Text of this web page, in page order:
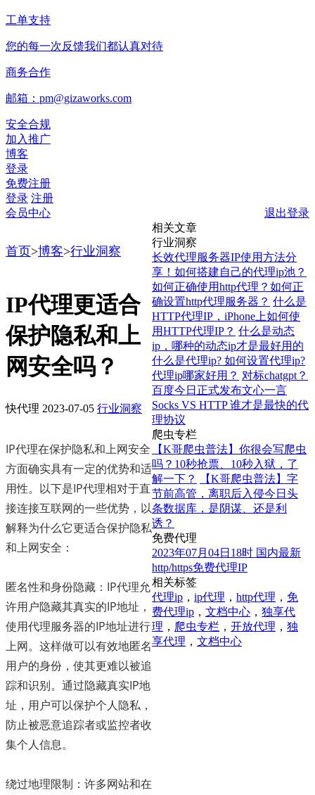
工单支持
您的每一次反馈我们都认真对待
商务合作
邮箱：pm@gizaworks.com
安全合规
加入推广
博客
登录
免费注册
登录 注册
会员中心
退出登录
首页>博客>行业洞察
IP代理更适合
保护隐私和上
网安全吗？
快代理 2023-07-05 行业洞察
IP代理在保护隐私和上网安全
方面确实具有一定的优势和适
用性。以下是IP代理相对于直
接连接互联网的一些优势，以
解释为什么它更适合保护隐私
和上网安全：
匿名性和身份隐藏：IP代理允
许用户隐藏其真实的IP地址，
使用代理服务器的IP地址进行
上网。这样做可以有效地匿名
用户的身份，使其更难以被追
踪和识别。通过隐藏真实IP地
址，用户可以保护个人隐私，
防止被恶意追踪者或监控者收
集个人信息。
绕过地理限制：许多网站和在
相关文章
行业洞察
长效代理服务器IP使用方法分
享！如何搭建自己的代理ip池？
如何正确使用http代理？如何正
确设置http代理服务器？ 什么是
HTTP代理IP，iPhone上如何使
用HTTP代理IP？ 什么是动态
ip，哪种的动态ip才是最好用的
什么是代理ip? 如何设置代理ip?
代理ip哪家好用？ 对标chatgpt？
百度今日正式发布文心一言
Socks VS HTTP 谁才是最快的代
理协议
爬虫专栏
【K哥爬虫普法】你很会写爬虫
吗？10秒抢票、10秒入狱，了
解一下？
【K哥爬虫普法】字
节前高管，离职后入侵今日头
条数据库，是阴谋、还是利
诱？
免费代理
2023年07月04日18时 国内最新
http/https免费代理IP
相关标签
代理ip ，ip代理 ，http代理 ， 免
费代理ip ，文档中心 ，独享代
理 ， 爬虫专栏 ，开放代理 ，独
享代理 ，文档中心